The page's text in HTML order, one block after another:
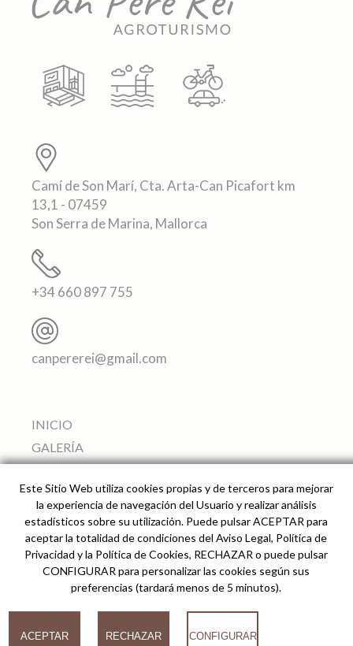
Camí de Son Marí, Cta. Arta-Can Picafort km
13,1 - 07459
Son Serra de Marina, Mallorca
+34 660 897 755
canpererei@gmail.com
INICIO
GALERÍA
SERVICIOS
ALREDEDORES
PRECIO Y RESERVAS
CÓMO LLEGAR
© 2026
Can Pere Rei Agroturismo -Desarrollado por analiZe-AVISO LEGAL
Este Sitio Web utiliza cookies propias y de terceros para mejorar
la experiencia de navegación del Usuario y realizar análisis
estadísticos sobre su utilización. Puede pulsar ACEPTAR para
aceptar la totalidad de condiciones del Aviso Legal, Política de
Privacidad y la Política de Cookies, RECHAZAR o puede pulsar
CONFIGURAR para personalizar las cookies según sus
preferencias (tardará menos de 5 minutos).
ACEPTAR RECHAZAR CONFIGURAR